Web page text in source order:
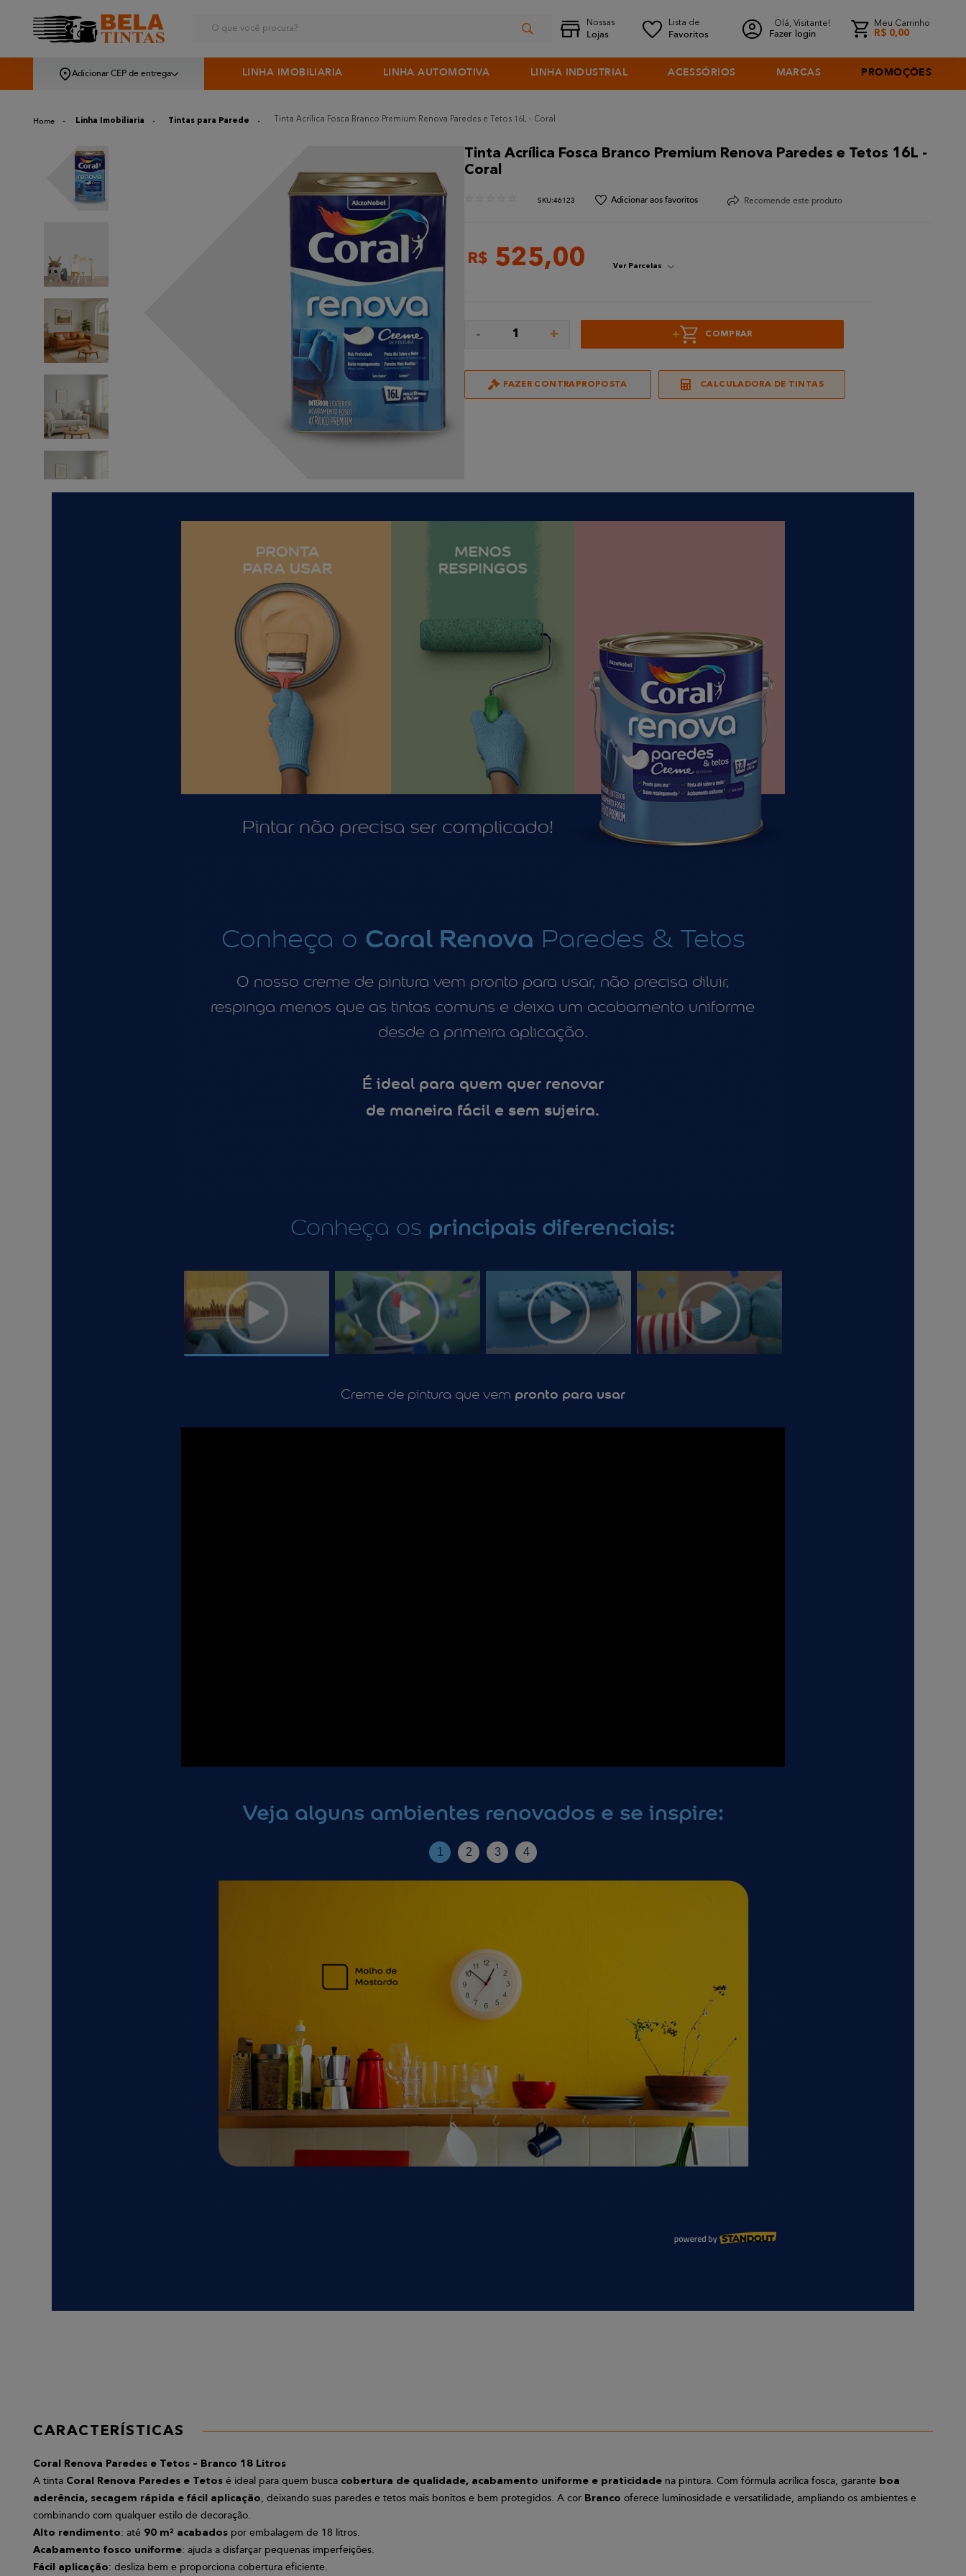
Olá, Visitante!
Fazer login
Meu Carrinho
R$ 0,00
Adicionar CEP de entrega LINHA IMOBILIARIA LINHA AUTOMOTIVA LINHA INDUSTRIAL ACESSÓRIOS MARCAS PROMOÇÕES
Linha Imobiliaria Tintas para Parede Tinta Acrílica Fosca Branco Premium Renova Paredes e Tetos 16L - Coral
Tinta Acrílica Fosca Branco Premium Renova Paredes e Tetos 16L -
Coral
:46123 Recomende este produto
R$ 525,00 Ver Parcelas
- 1 + + COMPRAR
FAZER CONTRAPROPOSTA CALCULADORA DE TINTAS
CARACTERÍSTICAS
Coral Renova Paredes e Tetos – Branco 18 Litros
A tinta Coral Renova Paredes e Tetos é ideal para quem busca cobertura de qualidade, acabamento uniforme e praticidade na pintura. Com fórmula acrílica fosca, garante boa
aderência, secagem rápida e fácil aplicação, deixando suas paredes e tetos mais bonitos e bem protegidos. A cor Branco oferece luminosidade e versatilidade, ampliando os ambientes e
combinando com qualquer estilo de decoração.
Alto rendimento: até 90 m² acabados por embalagem de 18 litros.
Acabamento fosco uniforme: ajuda a disfarçar pequenas imperfeições.
Fácil aplicação: desliza bem e proporciona cobertura eficiente.